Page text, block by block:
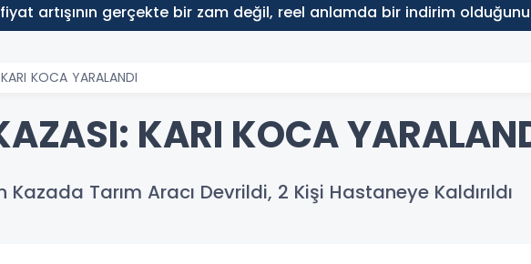
fiyat artışının gerçekte bir zam değil, reel anlamda bir indirim
KOCA YARALANDI
KARI KOCA
Tarım Aracı Devrildi, 2 Kişi Hastaneye Kaldırıldı